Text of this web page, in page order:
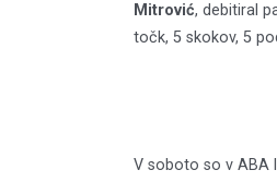
Mitrović, debitiral
točk, 5 skokov, 5
V soboto so v ABA